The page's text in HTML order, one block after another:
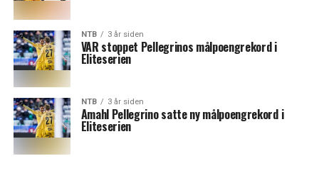
NTB 3 år siden
VAR stoppet Pellegrinos målpoengrekord i
Eliteserien
NTB 3 år siden
Amahl Pellegrino satte ny målpoengrekord i
Eliteserien